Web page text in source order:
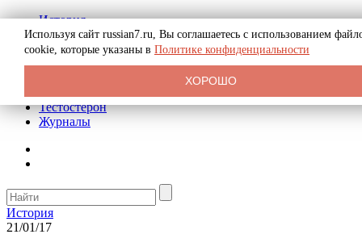
История
Биография
Криминал
Реклама на сайте
Тестостерон
Журналы
История
21/01/17
Используя сайт russian7.ru, Вы соглашаетесь с использованием
cookie, которые указаны в Политике конфиденциальности
ХОРОШО